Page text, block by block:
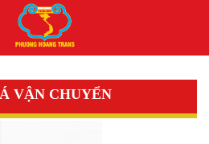
VẬN CHUYỂN